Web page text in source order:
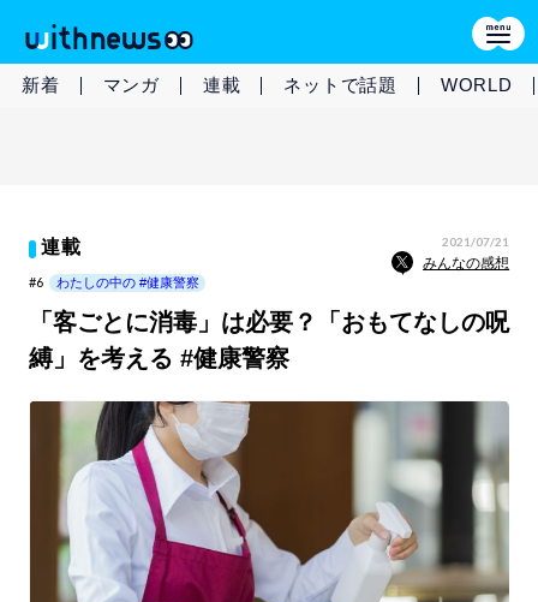
新着 マンガ 連載 ネットで話題 WORLD
連載 2021/07/21
みんなの感想
#6 わたしの中の #健康警察
「客ごとに消毒」は必要？「おもてなしの呪
縛」を考える #健康警察